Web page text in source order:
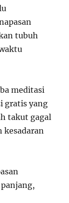
tubuh
meditasi
gratis yang
takut gagal